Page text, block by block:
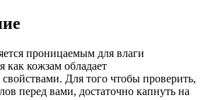
проницаемым для влаги
как кожзам обладает
Для того чтобы проверить,
перед вами, достаточно капнуть на